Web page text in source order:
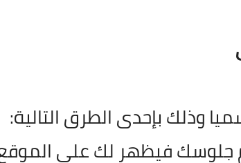
وذلك بإحدى الطرق التالية:
جلوسك فيظهر لك على